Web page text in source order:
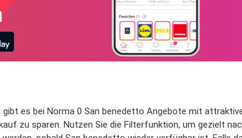
gibt es bei Norma 0 San benedetto Angebote mit
zu sparen. Nutzen Sie die Filterfunktion, um gezielt